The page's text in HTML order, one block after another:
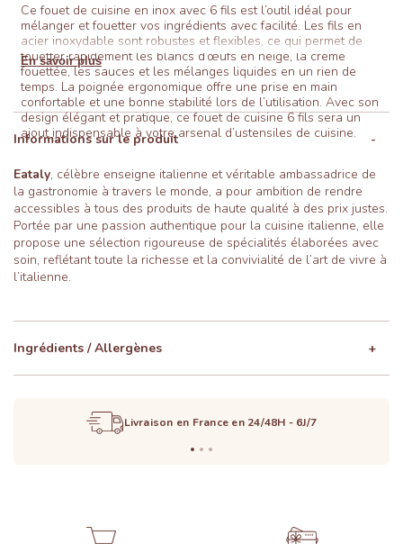
Ce fouet de cuisine en inox avec 6 fils est l’outil idéal pour
mélanger et fouetter vos ingrédients avec facilité. Les fils en
acier inoxydable sont robustes et flexibles, ce qui permet de
fouetter rapidement les blancs d’œufs en neige, la crème
fouettée, les sauces et les mélanges liquides en un rien de
temps. La poignée ergonomique offre une prise en main
confortable et une bonne stabilité lors de l’utilisation. Avec son
design élégant et pratique, ce fouet de cuisine 6 fils sera un
ajout indispensable à votre arsenal d’ustensiles de cuisine.
En savoir plus
Informations sur le produit
Eataly, célèbre enseigne italienne et véritable ambassadrice de
la gastronomie à travers le monde, a pour ambition de rendre
accessibles à tous des produits de haute qualité à des prix justes.
Portée par une passion authentique pour la cuisine italienne, elle
propose une sélection rigoureuse de spécialités élaborées avec
soin, reflétant toute la richesse et la convivialité de l’art de vivre à
l’italienne.
Ingrédients / Allergènes
Livraison en France en 24/48H - 6J/7